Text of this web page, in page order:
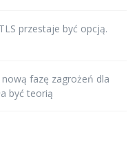
przestaje być opcją.
fazę zagrożeń dla
być teorią